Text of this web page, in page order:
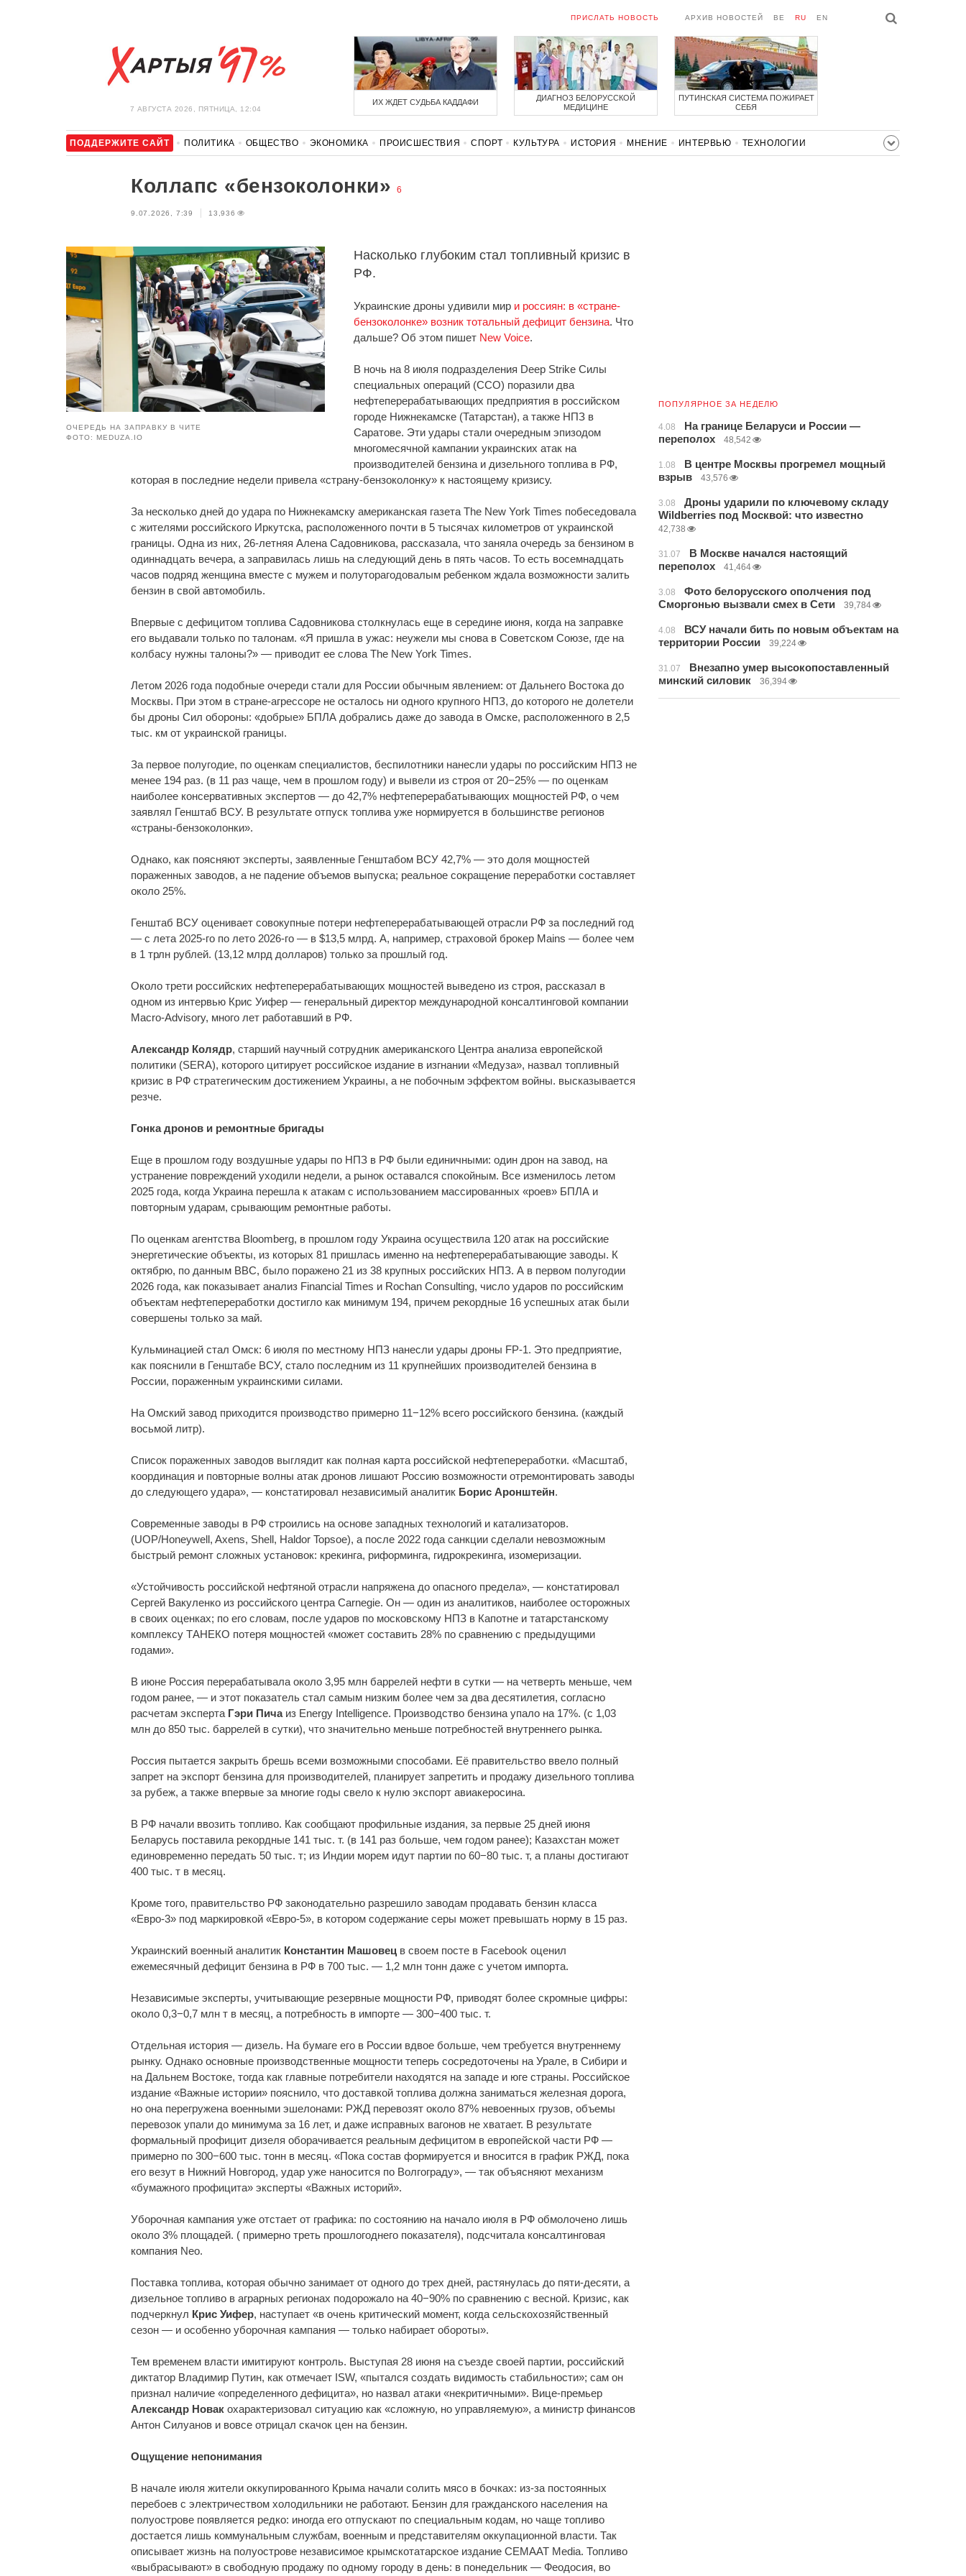
7 АВГУСТА 2026, ПЯТНИЦА, 12:04
ПРИСЛАТЬ НОВОСТЬ АРХИВ НОВОСТЕЙ BE RU EN
ИХ ЖДЕТ СУДЬБА КАДДАФИ
ДИАГНОЗ БЕЛОРУССКОЙ
МЕДИЦИНЕ
ПУТИНСКАЯ СИСТЕМА ПОЖИРАЕТ
СЕБЯ
ПОДДЕРЖИТЕ САЙТ ПОЛИТИКА ОБЩЕСТВО ЭКОНОМИКА ПРОИСШЕСТВИЯ СПОРТ КУЛЬТУРА ИСТОРИЯ МНЕНИЕ ИНТЕРВЬЮ
ТЕХНОЛОГИИ
Коллапс «бензоколонки» 6
9.07.2026, 7:39 13,936
ОЧЕРЕДЬ НА ЗАПРАВКУ В ЧИТЕ
ФОТО: MEDUZA.IO
Насколько глубоким стал топливный кризис в
РФ.
Украинские дроны удивили мир и россиян: в «стране-
бензоколонке» возник тотальный дефицит бензина. Что
дальше? Об этом пишет New Voice.
В ночь на 8 июля подразделения Deep Strike Силы
специальных операций (ССО) поразили два
нефтеперерабатывающих предприятия в российском
городе Нижнекамске (Татарстан), а также НПЗ в
Саратове. Эти удары стали очередным эпизодом
многомесячной кампании украинских атак на
производителей бензина и дизельного топлива в РФ,
которая в последние недели привела «страну-бензоколонку» к настоящему кризису.
За несколько дней до удара по Нижнекамску американская газета The New York Times побеседовала
с жителями российского Иркутска, расположенного почти в 5 тысячах километров от украинской
границы. Одна из них, 26-летняя Алена Садовникова, рассказала, что заняла очередь за бензином в
одиннадцать вечера, а заправилась лишь на следующий день в пять часов. То есть восемнадцать
часов подряд женщина вместе с мужем и полуторагодовалым ребенком ждала возможности залить
бензин в свой автомобиль.
Впервые с дефицитом топлива Садовникова столкнулась еще в середине июня, когда на заправке
его выдавали только по талонам. «Я пришла в ужас: неужели мы снова в Советском Союзе, где на
колбасу нужны талоны?» — приводит ее слова The New York Times.
Летом 2026 года подобные очереди стали для России обычным явлением: от Дальнего Востока до
Москвы. При этом в стране-агрессоре не осталось ни одного крупного НПЗ, до которого не долетели
бы дроны Сил обороны: «добрые» БПЛА добрались даже до завода в Омске, расположенного в 2,5
тыс. км от украинской границы.
За первое полугодие, по оценкам специалистов, беспилотники нанесли удары по российским НПЗ не
менее 194 раз. (в 11 раз чаще, чем в прошлом году) и вывели из строя от 20−25% — по оценкам
наиболее консервативных экспертов — до 42,7% нефтеперерабатывающих мощностей РФ, о чем
заявлял Генштаб ВСУ. В результате отпуск топлива уже нормируется в большинстве регионов
«страны-бензоколонки».
Однако, как поясняют эксперты, заявленные Генштабом ВСУ 42,7% — это доля мощностей
пораженных заводов, а не падение объемов выпуска; реальное сокращение переработки составляет
около 25%.
Генштаб ВСУ оценивает совокупные потери нефтеперерабатывающей отрасли РФ за последний год
— с лета 2025-го по лето 2026-го — в $13,5 млрд. А, например, страховой брокер Mains — более чем
в 1 трлн рублей. (13,12 млрд долларов) только за прошлый год.
Около трети российских нефтеперерабатывающих мощностей выведено из строя, рассказал в
одном из интервью Крис Уифер — генеральный директор международной консалтинговой компании
Macro-Advisory, много лет работавший в РФ.
Александр Колядр, старший научный сотрудник американского Центра анализа европейской
политики (SERA), которого цитирует российское издание в изгнании «Медуза», назвал топливный
кризис в РФ стратегическим достижением Украины, а не побочным эффектом войны. высказывается
резче.
Гонка дронов и ремонтные бригады
Еще в прошлом году воздушные удары по НПЗ в РФ были единичными: один дрон на завод, на
устранение повреждений уходили недели, а рынок оставался спокойным. Все изменилось летом
2025 года, когда Украина перешла к атакам с использованием массированных «роев» БПЛА и
повторным ударам, срывающим ремонтные работы.
По оценкам агентства Bloomberg, в прошлом году Украина осуществила 120 атак на российские
энергетические объекты, из которых 81 пришлась именно на нефтеперерабатывающие заводы. К
октябрю, по данным BBC, было поражено 21 из 38 крупных российских НПЗ. А в первом полугодии
2026 года, как показывает анализ Financial Times и Rochan Consulting, число ударов по российским
объектам нефтепереработки достигло как минимум 194, причем рекордные 16 успешных атак были
совершены только за май.
Кульминацией стал Омск: 6 июля по местному НПЗ нанесли удары дроны FP-1. Это предприятие,
как пояснили в Генштабе ВСУ, стало последним из 11 крупнейших производителей бензина в
России, пораженным украинскими силами.
На Омский завод приходится производство примерно 11−12% всего российского бензина. (каждый
восьмой литр).
Список пораженных заводов выглядит как полная карта российской нефтепереработки. «Масштаб,
координация и повторные волны атак дронов лишают Россию возможности отремонтировать заводы
до следующего удара», — констатировал независимый аналитик Борис Аронштейн.
Современные заводы в РФ строились на основе западных технологий и катализаторов.
(UOP/Honeywell, Axens, Shell, Haldor Topsoe), а после 2022 года санкции сделали невозможным
быстрый ремонт сложных установок: крекинга, риформинга, гидрокрекинга, изомеризации.
«Устойчивость российской нефтяной отрасли напряжена до опасного предела», — констатировал
Сергей Вакуленко из российского центра Carnegie. Он — один из аналитиков, наиболее осторожных
в своих оценках; по его словам, после ударов по московскому НПЗ в Капотне и татарстанскому
комплексу ТАНЕКО потеря мощностей «может составить 28% по сравнению с предыдущими
годами».
В июне Россия перерабатывала около 3,95 млн баррелей нефти в сутки — на четверть меньше, чем
годом ранее, — и этот показатель стал самым низким более чем за два десятилетия, согласно
расчетам эксперта Гэри Пичаиз Energy Intelligence. Производство бензина упало на 17%. (с 1,03
млн до 850 тыс. баррелей в сутки), что значительно меньше потребностей внутреннего рынка.
Россия пытается закрыть брешь всеми возможными способами. Её правительство ввело полный
запрет на экспорт бензина для производителей, планирует запретить и продажу дизельного топлива
за рубеж, а также впервые за многие годы свело к нулю экспорт авиакеросина.
В РФ начали ввозить топливо. Как сообщают профильные издания, за первые 25 дней июня
Беларусь поставила рекордные 141 тыс. т. (в 141 раз больше, чем годом ранее); Казахстан может
единовременно передать 50 тыс. т; из Индии морем идут партии по 60−80 тыс. т, а планы достигают
400 тыс. т в месяц.
Кроме того, правительство РФ законодательно разрешило заводам продавать бензин класса
«Евро-3» под маркировкой «Евро-5», в котором содержание серы может превышать норму в 15 раз.
Украинский военный аналитик Константин Машовец в своем посте в Facebook оценил
ежемесячный дефицит бензина в РФ в 700 тыс. — 1,2 млн тонн даже с учетом импорта.
Независимые эксперты, учитывающие резервные мощности РФ, приводят более скромные цифры:
около 0,3−0,7 млн т в месяц, а потребность в импорте — 300−400 тыс. т.
Отдельная история — дизель. На бумаге его в России вдвое больше, чем требуется внутреннему
рынку. Однако основные производственные мощности теперь сосредоточены на Урале, в Сибири и
на Дальнем Востоке, тогда как главные потребители находятся на западе и юге страны. Российское
издание «Важные истории» пояснило, что доставкой топлива должна заниматься железная дорога,
но она перегружена военными эшелонами: РЖД перевозят около 87% невоенных грузов, объемы
перевозок упали до минимума за 16 лет, и даже исправных вагонов не хватает. В результате
формальный профицит дизеля оборачивается реальным дефицитом в европейской части РФ —
примерно по 300−600 тыс. тонн в месяц. «Пока состав формируется и вносится в график РЖД, пока
его везут в Нижний Новгород, удар уже наносится по Волгограду», — так объясняют механизм
«бумажного профицита» эксперты «Важных историй».
Уборочная кампания уже отстает от графика: по состоянию на начало июля в РФ обмолочено лишь
около 3% площадей. ( примерно треть прошлогоднего показателя), подсчитала консалтинговая
компания Neo.
Поставка топлива, которая обычно занимает от одного до трех дней, растянулась до пяти-десяти, а
дизельное топливо в аграрных регионах подорожало на 40−90% по сравнению с весной. Кризис, как
подчеркнул Крис Уифер, наступает «в очень критический момент, когда сельскохозяйственный
сезон — и особенно уборочная кампания — только набирает обороты».
Тем временем власти имитируют контроль. Выступая 28 июня на съезде своей партии, российский
диктатор Владимир Путин, как отмечает ISW, «пытался создать видимость стабильности»; сам он
признал наличие «определенного дефицита», но назвал атаки «некритичными». Вице-премьер
Александр Новак охарактеризовал ситуацию как «сложную, но управляемую», а министр финансов
Антон Силуанов и вовсе отрицал скачок цен на бензин.
Ощущение непонимания
В начале июля жители оккупированного Крыма начали солить мясо в бочках: из-за постоянных
перебоев с электричеством холодильники не работают. Бензин для гражданского населения на
полуострове появляется редко: иногда его отпускают по специальным кодам, но чаще топливо
достается лишь коммунальным службам, военным и представителям оккупационной власти. Так
описывает жизнь на полуострове независимое крымскотатарское издание CEMAAT Media. Топливо
«выбрасывают» в свободную продажу по одному городу в день: в понедельник — Феодосия, во
ПОПУЛЯРНОЕ ЗА НЕДЕЛЮ
4.08
На границе Беларуси и России —
переполох
48,542
1.08
В центре Москвы прогремел мощный
взрыв
43,576
3.08
Дроны ударили по ключевому складу
Wildberries под Москвой: что известно
42,738
31.07
В Москве начался настоящий
переполох
41,464
3.08
Фото белорусского ополчения под
Сморгонью вызвали смех в Сети
39,784
4.08
ВСУ начали бить по новым объектам на
территории России
39,224
31.07
Внезапно умер высокопоставленный
минский силовик
36,394